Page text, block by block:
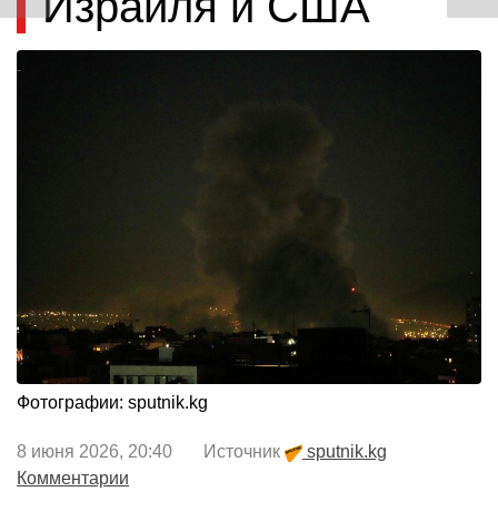
Фотографии: sputnik.kg
8 июня 2026, 20:40 Источник
sputnik.kg
Комментарии